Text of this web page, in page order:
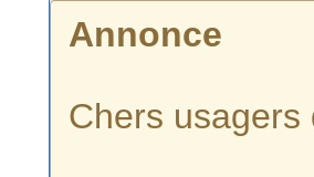
Annonce
Chers usagers